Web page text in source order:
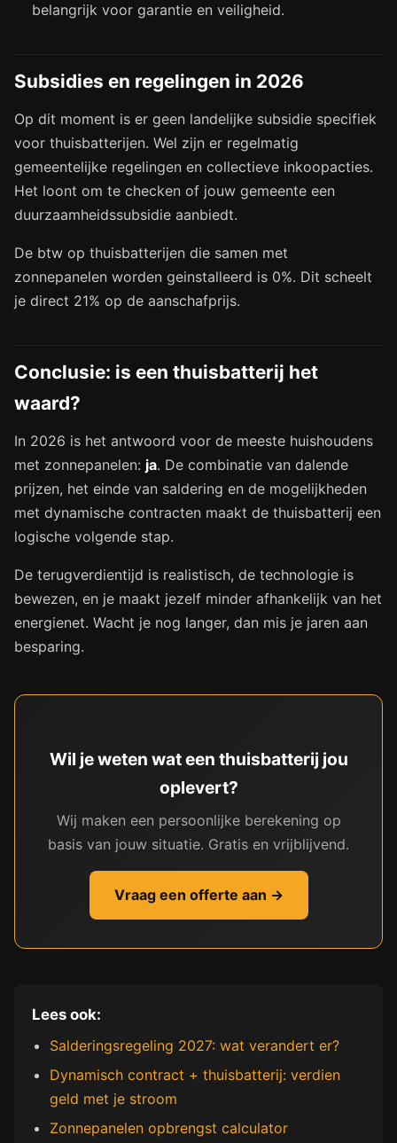
belangrijk voor garantie en veiligheid.
Subsidies en regelingen in 2026
Op dit moment is er geen landelijke subsidie specifiek
voor thuisbatterijen. Wel zijn er regelmatig
gemeentelijke regelingen en collectieve inkoopacties.
Het loont om te checken of jouw gemeente een
duurzaamheidssubsidie aanbiedt.
De btw op thuisbatterijen die samen met
zonnepanelen worden geinstalleerd is 0%. Dit scheelt
je direct 21% op de aanschafprijs.
Conclusie: is een thuisbatterij het
waard?
In 2026 is het antwoord voor de meeste huishoudens
met zonnepanelen: ja. De combinatie van dalende
prijzen, het einde van saldering en de mogelijkheden
met dynamische contracten maakt de thuisbatterij een
logische volgende stap.
De terugverdientijd is realistisch, de technologie is
bewezen, en je maakt jezelf minder afhankelijk van het
energienet. Wacht je nog langer, dan mis je jaren aan
besparing.
Wil je weten wat een thuisbatterij jou
oplevert?
Wij maken een persoonlijke berekening op
basis van jouw situatie. Gratis en vrijblijvend.
Vraag een offerte aan →
Lees ook:
Salderingsregeling 2027: wat verandert er?
Dynamisch contract + thuisbatterij: verdien
geld met je stroom
Zonnepanelen opbrengst calculator